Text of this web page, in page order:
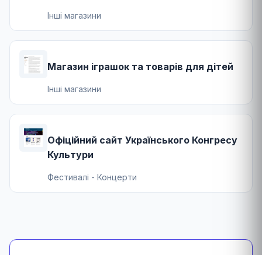
Інші магазини
Магазин іграшок та товарів для дітей
Інші магазини
Офіційний сайт Українського Конгресу
Культури
Фестивалі - Концерти